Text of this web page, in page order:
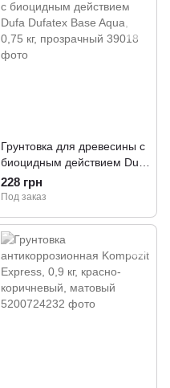
Грунтовка для древесины с
биоцидным действием Dufa
Dufatex Base Aqua, 0,75 кг,
прозрачный
228 грн
Под заказ